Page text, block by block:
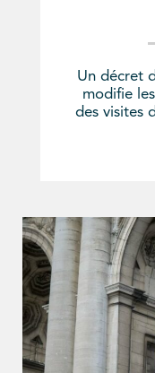
Un décret
modifie
des visites